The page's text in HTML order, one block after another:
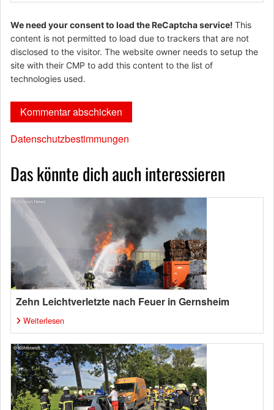
We need your consent to load the ReCaptcha service! This
content is not permitted to load due to trackers that are not
disclosed to the visitor. The website owner needs to setup the
site with their CMP to add this content to the list of
technologies used.
Datenschutzbestimmungen
Das könnte dich auch interessieren
Zehn Leichtverletzte nach Feuer in Gernsheim
Weiterlesen